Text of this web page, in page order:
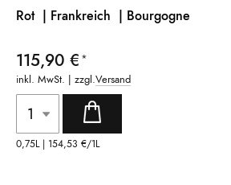
Rot | Frankreich | Bourgogne
115,90 €
inkl. MwSt. | zzgl.Versand
0,75L | 154,53 €/1L